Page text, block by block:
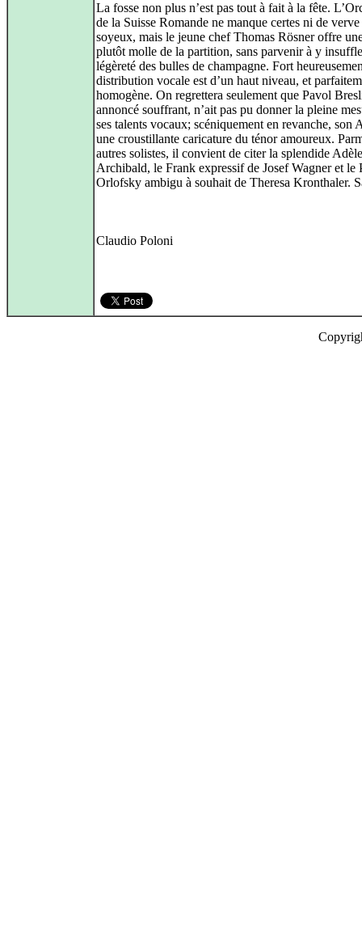
La fosse non plus n’est pas tout à fait à la fête.
de la Suisse Romande ne manque certes ni de
soyeux, mais le jeune chef Thomas Rösner offre
plutôt molle de la partition, sans parvenir à y
légèreté des bulles de champagne. Fort
distribution vocale est d’un haut niveau, et
homogène. On regrettera seulement que Pavol
annoncé souffrant, n’ait pas pu donner la pleine
ses talents vocaux; scéniquement en revanche, son
une croustillante caricature du ténor amoureux.
autres solistes, il convient de citer la splendide
Archibald, le Frank expressif de Josef Wagner et le
Orlofsky ambigu à souhait de Theresa Kronthaler.
Claudio Poloni